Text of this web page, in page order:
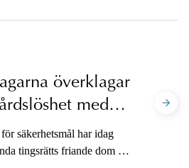
brott mot barn. I samband
överklagar
med
säkerhetsmål har idag
tingsrätts friande dom i